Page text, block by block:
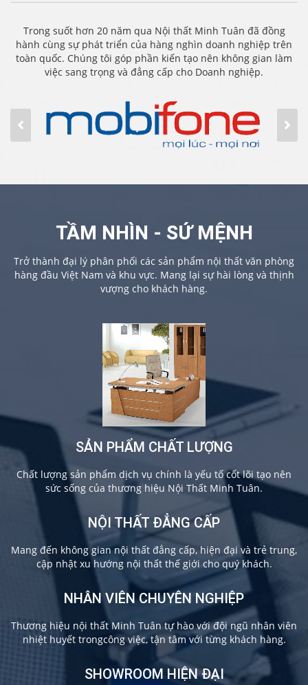
Trong suốt hơn 20 năm qua Nội thất Minh Tuân đã đồng
hành cùng sự phát triển của hàng nghìn doanh nghiệp trên
toàn quốc. Chúng tôi góp phần kiến tạo nên không gian làm
việc sang trọng và đẳng cấp cho Doanh nghiệp.
TẦM NHÌN - SỨ MỆNH
Trở thành đại lý phân phối các sản phẩm nội thất văn phòng
hàng đầu Việt Nam và khu vực. Mang lại sự hài lòng và thịnh
vượng cho khách hàng.
SẢN PHẨM CHẤT LƯỢNG
Chất lượng sản phẩm dịch vụ chính là yếu tố cốt lõi tạo nên
sức sống của thương hiệu Nội Thất Minh Tuân.
NỘI THẤT ĐẲNG CẤP
Mang đến không gian nội thất đẳng cấp, hiện đại và trẻ trung,
cập nhật xu hướng nội thất thế giới cho quý khách.
NHÂN VIÊN CHUYÊN NGHIỆP
Thương hiệu nội thất Minh Tuân tự hào với đội ngũ nhân viên
nhiệt huyết trongcông việc, tận tâm với từng khách hàng.
SHOWROOM HIỆN ĐẠI